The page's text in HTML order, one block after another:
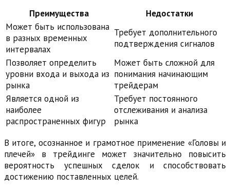
Преимущества
Недостатки
Может быть использована
в разных временных
интервалах
Требует дополнительного
подтверждения сигналов
Позволяет определить
уровни входа и выхода из
рынка
Может быть сложной для
понимания начинающим
трейдерам
Является одной из
наиболее
распространенных фигур
Требует постоянного
отслеживания и анализа
рынка
В итоге, осознанное и грамотное применение «Головы и
плечей» в трейдинге может значительно повысить
вероятность успешных сделок и способствовать
достижению поставленных целей.